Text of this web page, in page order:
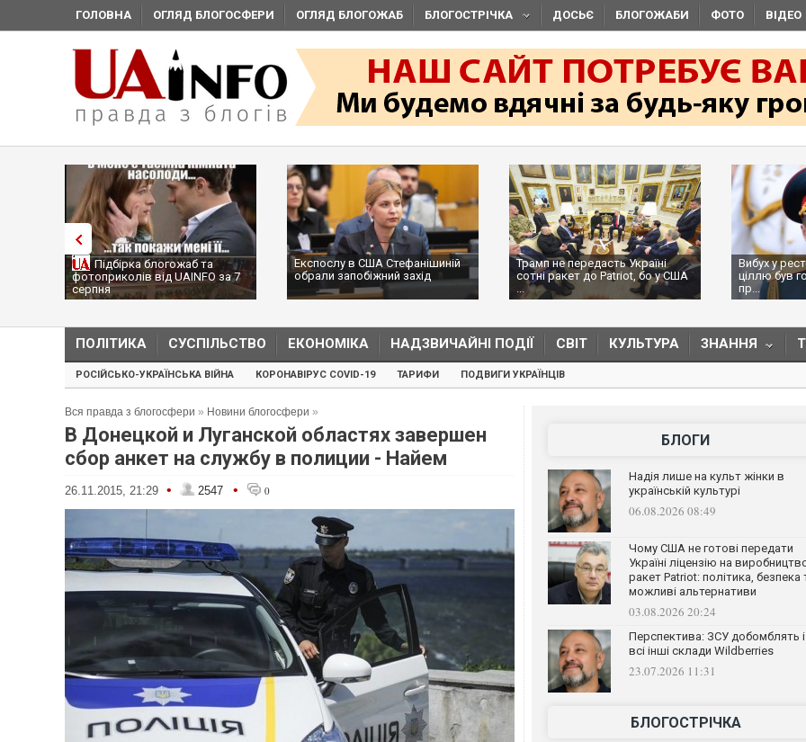
ГОЛОВНА ОГЛЯД БЛОГОСФЕРИ ОГЛЯД БЛОГОЖАБ БЛОГОСТРІЧКА ДОСЬЄ БЛОГОЖАБИ ФОТО ВІДЕО
Підбірка блогожаб та
фотоприколів від UAINFO за 7
серпня
Експослу в США Стефанішиній
обрали запобіжний захід
Трамп не передасть Україні
сотні ракет до Patriot, бо у США
...
Вибух у
ціллю був
пр...
ПОЛІТИКА СУСПІЛЬСТВО ЕКОНОМІКА НАДЗВИЧАЙНІ ПОДІЇ СВІТ КУЛЬТУРА ЗНАННЯ
РОСІЙСЬКО-УКРАЇНСЬКА ВІЙНА КОРОНАВІРУС COVID-19 ТАРИФИ ПОДВИГИ УКРАЇНЦІВ
Вся правда з блогосфери » Новини блогосфери »
В Донецкой и Луганской областях завершен
сбор анкет на службу в полиции - Найем
26.11.2015, 21:29 • 2547 • 0
БЛОГИ
Надія лише на культ жінки в
українській культурі
06.08.2026 08:49
Чому США не готові передати
Україні ліцензію на
ракет Patriot: політика, безпека
можливі альтернативи
03.08.2026 20:24
Перспектива: ЗСУ добомблять і
всі інші склади Wildberries
23.07.2026 11:31
БЛОГОСТРІЧКА